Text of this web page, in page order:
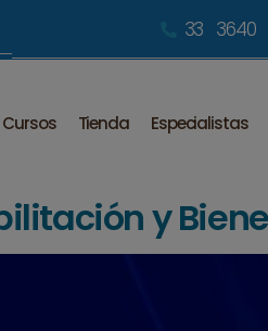
33 3640
Cursos Tienda Especialistas
y